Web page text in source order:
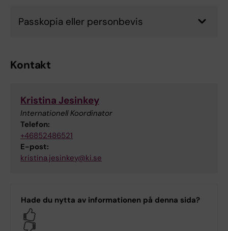
Passkopia eller personbevis
Kontakt
Kristina Jesinkey
Internationell Koordinator
Telefon:
+46852486521
E-post:
kristina.jesinkey@ki.se
Hade du nytta av informationen på denna sida?